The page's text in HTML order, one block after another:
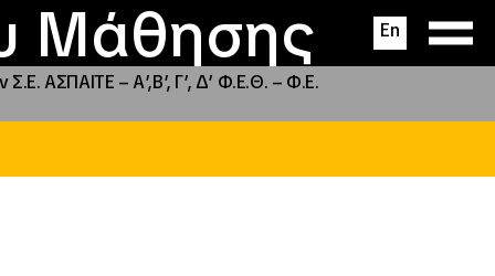
Μάθησης En
ΑΣΠΑΙΤΕ – Α’,Β’, Γ’, Δ’ Φ.Ε.Θ. – Φ.Ε.